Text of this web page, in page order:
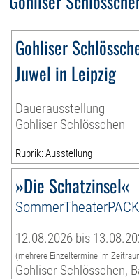
Gohliser
Juwel in Leipzig
Dauerausstellung
Gohliser Schlösschen
Rubrik: Ausstellung
»Die Schatzinsel«
SommerTheaterPACK
12.08.2026 bis
(mehrere Einzeltermine im
Gohliser Schlösschen,